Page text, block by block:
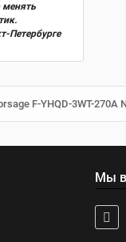
менять
Петербурге
F-YHQD-3WT-
Мы в